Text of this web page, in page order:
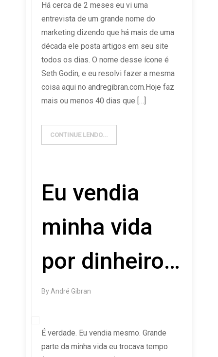
Há cerca de 2 meses eu vi uma
entrevista de um grande nome do
marketing dizendo que há mais de uma
década ele posta artigos em seu site
todos os dias. O nome desse ícone é
Seth Godin, e eu resolvi fazer a mesma
coisa aqui no andregibran.com.Hoje faz
mais ou menos 40 dias que […]
CONTINUE LENDO...
Eu vendia
minha vida
por dinheiro…
By André Gibran
É verdade. Eu vendia mesmo. Grande
parte da minha vida eu trocava tempo